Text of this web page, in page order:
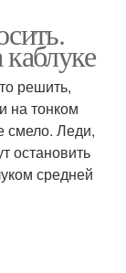
решить,
на тонком
смело. Леди,
остановить
средней